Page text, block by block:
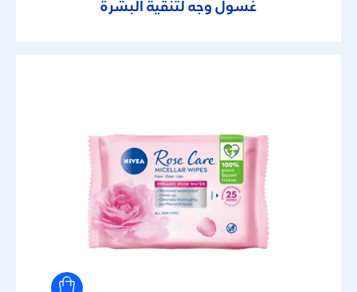
غسول وجه لتنقية البشرة